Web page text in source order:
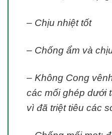
– Chịu nhiệt tốt
– Chống ẩm và
– Không Cong
các mối ghép dưới
vì đã triệt tiêu các